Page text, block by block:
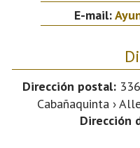
E-mail:
Dirección postal:
Cabañaquinta ›
Dirección